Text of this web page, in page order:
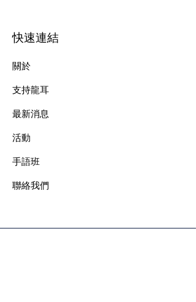
快速連結
關於
支持龍耳
最新消息
​活動
手語班
​聯絡我們